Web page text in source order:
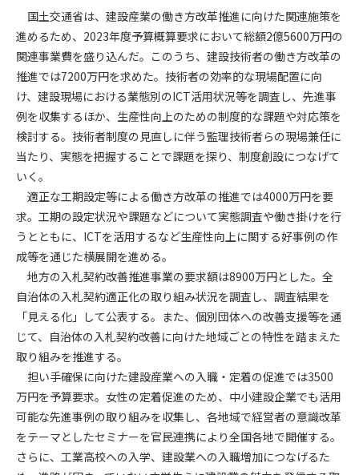
会員登録について
サポーター会員一覧
会社概要 お問い合わせ
個人情報保護方針
会員規約
国土交通省は、建設産業の働き方改革推進に向けた関連施策を
進めるため、2023年度予算概算要求において総額2億5600万円の
関連事業費を盛り込んだ。このうち、建設技術者の働き方改革の
推進では7200万円を求めた。技術者の効率的な現場配置に向
け、建設現場における業態別のICT活用状況等を調査し、先進事
例を収集するほか、生産性向上のための制度的な課題や対応策を
検討する。技術者制度の見直しに伴う監理技術者らの現場兼任に
当たり、実態を把握することで課題を探り、制度創設につなげて
いく。
適正な工期設定等による働き方改革の推進では4000万円を要
求。工期の設定状況や課題などについて実態調査や働き掛けを行
うとともに、ICTを活用するなど生産性向上に関する好事例の作
成等を通じた横展開を進める。
地方の入札契約改善推進事業の要求額は8900万円とした。全
自治体の入札契約適正化の取り組み状況を調査し、調査結果を
「見える化」して公表する。また、個別団体への改善支援等を通
じて、自治体の入札契約改善に向けた地域ごとの特性を踏まえた
取り組みを推進する。
担い手確保に向けた建設産業への入職・定着の促進では3500
万円を予算要求。女性の定着促進のため、中小建設企業でも活用
可能な先進事例の取り組みを収集し、各地域で経営者の意識改革
をテーマとしたセミナーを官民連携により全国各地で開催する。
さらに、工業高校への入学、建設業への入職増加につなげるた
会員サービスの利用条件等について定めるものです。
2. 管理者が建設資料館WEB上で随時掲載するルールは本規約の
一部を構成するものとします。
第2条（規約の変更）
本規約は、会員の了承を得ることなく、随時変更されることが
あります。変更内容は、建設資料館WEB上に表示した時点で直
ちに全ての会員が了承したものとみなします。
第4条（会員審査および資格の取り消し）
会員とは、本規約を承諾の上、所定の会員申込手続きを完了
後、管理者がこれを承認した者をいいます。
第4条（会員の定義と登録）
1. 管理者は前条により審査の結果、会員申込みをした者が以下
の何れかの項目に該当することがわかった場合、その者の会
員としての権限を承認しないことがあります。
(1) 会員申し込みをした者が実在しなかった場合
(2) 本規約に違反した場合/li>
(3) 会員申し込みの際、申告事項に虚偽があった場合
(4) 会員申込者が管理者所定の手続き通りに会員申込手続き処
理を行わなかった場合
(5) その他管理者が会員とすることを不適当と判断した場合
2. 管理者は承認後であっても承認した会員が前項の何れかに該
当することが判明した場合、会員資格を取り消すことがあり
ます。